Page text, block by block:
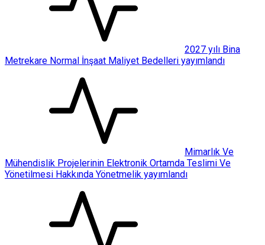
2027 yılı Bina
Metrekare Normal İnşaat Maliyet Bedelleri yayımlandı
Mimarlık Ve
Mühendislik Projelerinin Elektronik Ortamda Teslimi Ve
Yönetilmesi Hakkında Yönetmelik yayımlandı